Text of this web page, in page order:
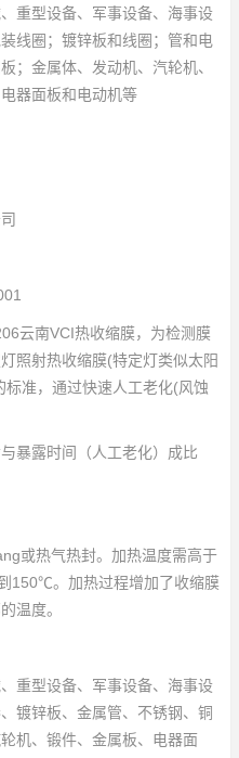
重型设备、军事设备、海事设
线圈；镀锌板和线圈；管和电
；金属体、发动机、汽轮机、
器面板和电动机等
云南VCI热收缩膜，为检测膜
照射热收缩膜(特定灯类似太阳
准，通过快速人工老化(风蚀
暴露时间（人工老化）成比
或热气热封。加热温度需高于
150℃。加热过程增加了收缩膜
温度。
重型设备、军事设备、海事设
镀锌板、金属管、不锈钢、铜
机、锻件、金属板、电器面